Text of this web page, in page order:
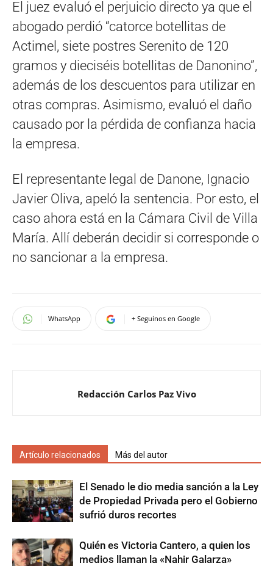
El juez evaluó el perjuicio directo ya que el
abogado perdió “catorce botellitas de
Actimel, siete postres Serenito de 120
gramos y dieciséis botellitas de Danonino”,
además de los descuentos para utilizar en
otras compras. Asimismo, evaluó el daño
causado por la pérdida de confianza hacia
la empresa.
El representante legal de Danone, Ignacio
Javier Oliva, apeló la sentencia. Por esto, el
caso ahora está en la Cámara Civil de Villa
María. Allí deberán decidir si corresponde o
no sancionar a la empresa.
WhatsApp + Seguinos en Google
Redacción Carlos Paz Vivo
Artículo relacionados Más del autor
El Senado le dio media sanción a la Ley
de Propiedad Privada pero el Gobierno
sufrió duros recortes
Quién es Victoria Cantero, a quien los
medios llaman la «Nahir Galarza»